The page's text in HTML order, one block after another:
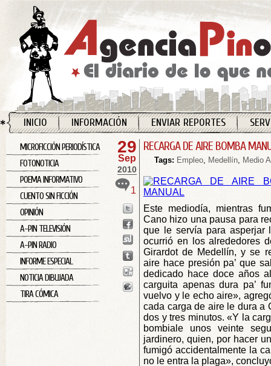
INICIO INFORMACIÓN ENVIAR REPORTES
MICROFICCIÓN PERIODÍSTICA
FOTONOTICIA
POEMA INFORMATIVO
CUENTO SIN FICCIÓN
OPINIÓN
A-PIN TELEVISIÓN
A-PIN RADIO
INFORME ESPECIAL
NOTICIA DIBUJADA
TIRA CÓMICA
29
Sep
2010
1
RECARGA DE AIRE BOMBA
Tags: Empleo, Medellín, Medio
Este mediodía, mientras
Cano hizo una pausa para
que le servía para asperjar
ocurrió en los alrededores
Girardot de Medellín, y se
aire hace presión pa’ que
dedicado hace doce años
carguita apenas dura pa’
vuelvo y le echo aire»,
cada carga de aire le dura a
dos y tres minutos. «Y la
bombiale unos veinte
jardinero, quien, por hacer
fumigó accidentalmente la
no le entra la plaga»,